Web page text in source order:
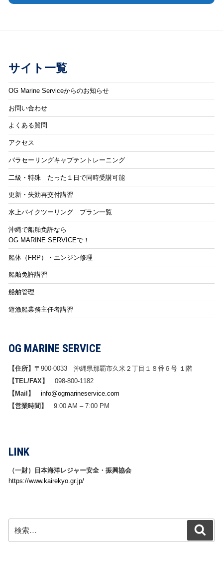
サイト一覧
OG Marine Serviceからのお知らせ
お問い合わせ
よくある質問
アクセス
パラセーリングキャプテントレーニング
二級・特殊 たった１日で同時受講可能
更新・失効再交付講習
水上バイクツーリング プラン一覧
沖縄で船舶免許なら
OG MARINE SERVICEで！
船体（FRP）・エンジン修理
船舶免許講習
船舶管理
遊漁船業務主任者講習
OG MARINE SERVICE
【住所】〒900-0033 沖縄県那覇市久米２丁目１８番６号 １階
【TEL/FAX】
098-800-1182
【Mail】
info@ogmarineservice.com
【営業時間】
9:00 AM – 7:00 PM
LINK
（一財）日本海洋レジャー安全・振興協会
https://www.kairekyo.gr.jp/
索:
索